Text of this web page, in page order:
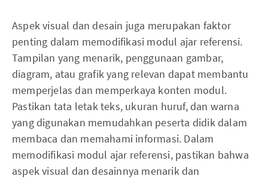
Aspek visual dan desain juga merupakan faktor
penting dalam memodifikasi modul ajar referensi.
Tampilan yang menarik, penggunaan gambar,
diagram, atau grafik yang relevan dapat membantu
memperjelas dan memperkaya konten modul.
Pastikan tata letak teks, ukuran huruf, dan warna
yang digunakan memudahkan peserta didik dalam
membaca dan memahami informasi. Dalam
memodifikasi modul ajar referensi, pastikan bahwa
aspek visual dan desainnya menarik dan